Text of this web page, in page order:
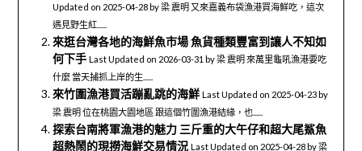
Updated on 2025-04-28 by 梁 震明 又來嘉義布袋漁港買海鮮吃，這次
遇見野生紅......
來逛台灣各地的海鮮魚市場 魚貨種類豐富到讓人不知如
何下手 Last Updated on 2026-03-31 by 梁 震明 來萬里龜吼漁港要吃
什麼 當天捕抓上岸的生......
來竹圍漁港買活蹦亂跳的海鮮 Last Updated on 2025-04-23 by
梁 震明 位在桃園大園地區 跟這個竹圍漁港結緣，也......
探索台南將軍漁港的魅力 三斤重的大午仔和超大尾鯊魚
超熱鬧的現撈海鮮交易情況 Last Updated on 2025-04-28 by 梁